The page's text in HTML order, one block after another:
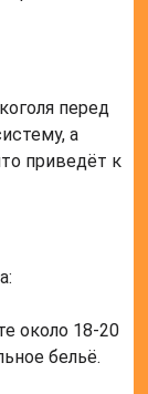
перед
а
приведёт к
около 18-20
бельё.